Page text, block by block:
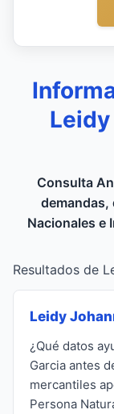
Consulta
demandas,
Nacionales e
Resultados de
Leidy
¿Qué datos
Garcia antes
mercantiles
Persona